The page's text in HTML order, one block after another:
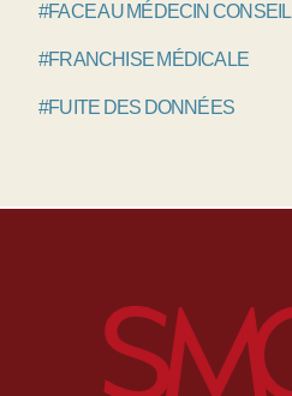
#FACE AU MÉDECIN CONSEIL
#FRANCHISE MÉDICALE
#FUITE DES DONNÉES